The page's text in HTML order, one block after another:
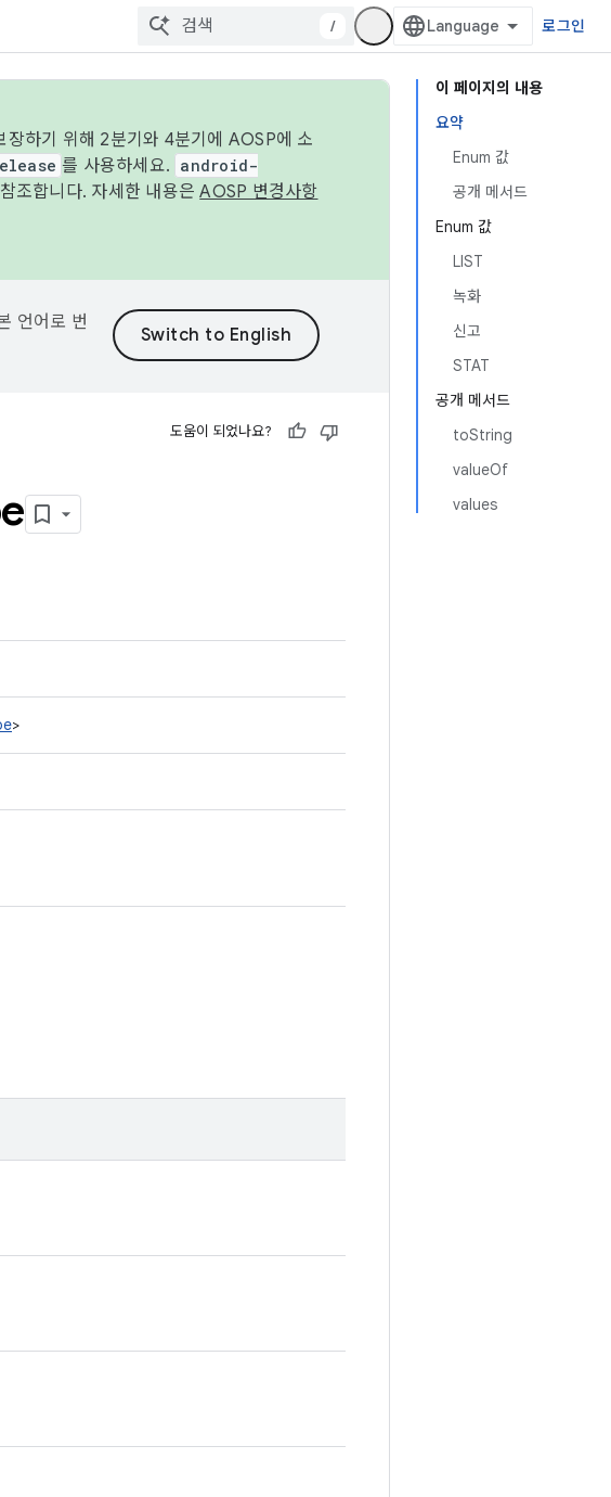
/ 로그인
이 페이지의 내용
요약
Enum 값
공개 메서드
Enum 값
LIST
녹화
신고
STAT
공개 메서드
toString
valueOf
values
하기 위해 2분기와 4분기에 AOSP에 소
를 사용하세요. android-
조합니다. 자세한 내용은AOSP 변경사항
언어로 번
도움이 되었나요?
>